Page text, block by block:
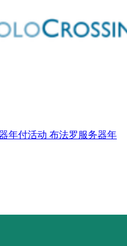
年付活动 布法罗服务器年